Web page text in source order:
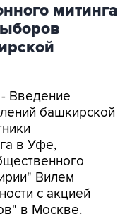
митинга
- Введение
башкирской
в Уфе,
Вилем
с акцией
в Москве.